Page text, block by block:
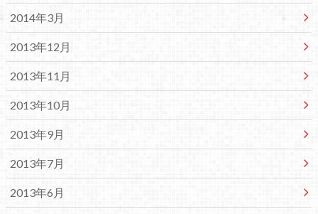
2014年3月
2013年12月
2013年11月
2013年10月
2013年9月
2013年7月
2013年6月